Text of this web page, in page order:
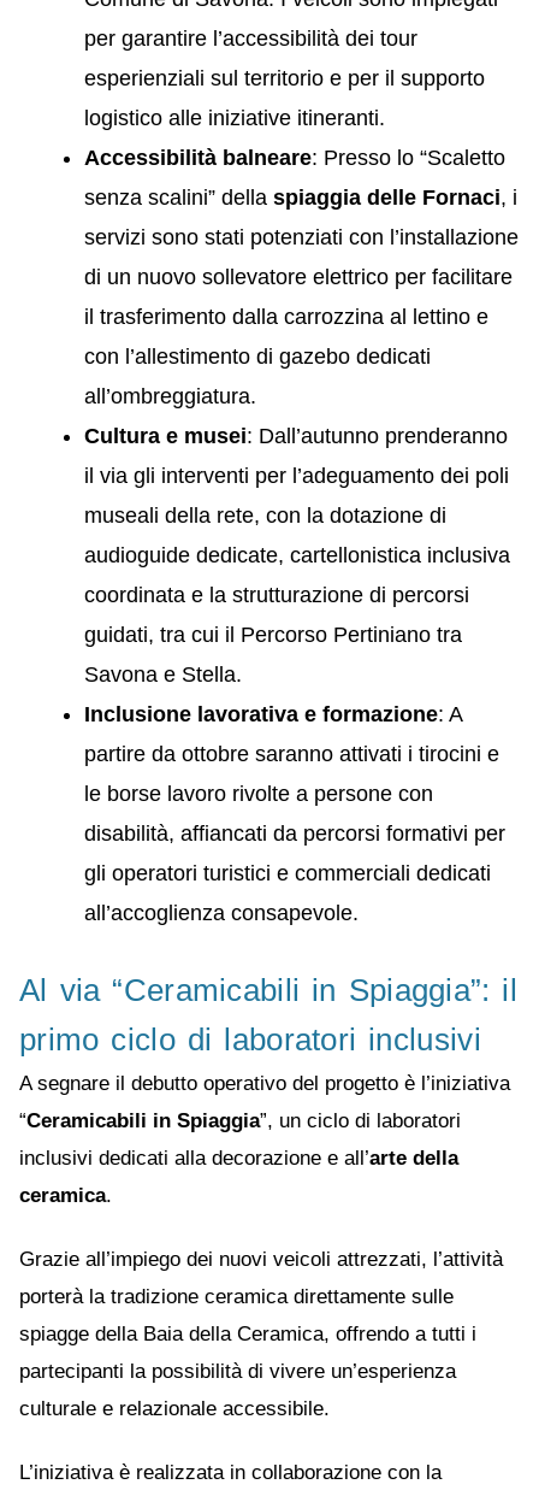
per garantire l’accessibilità dei tour
esperienziali sul territorio e per il supporto
logistico alle iniziative itineranti.
Accessibilità balneare: Presso lo “Scaletto
senza scalini” della spiaggia delle Fornaci, i
servizi sono stati potenziati con l’installazione
di un nuovo sollevatore elettrico per facilitare
il trasferimento dalla carrozzina al lettino e
con l’allestimento di gazebo dedicati
all’ombreggiatura.
Cultura e musei: Dall’autunno prenderanno
il via gli interventi per l’adeguamento dei poli
museali della rete, con la dotazione di
audioguide dedicate, cartellonistica inclusiva
coordinata e la strutturazione di percorsi
guidati, tra cui il Percorso Pertiniano tra
Savona e Stella.
Inclusione lavorativa e formazione: A
partire da ottobre saranno attivati i tirocini e
le borse lavoro rivolte a persone con
disabilità, affiancati da percorsi formativi per
gli operatori turistici e commerciali dedicati
all’accoglienza consapevole.
Al via “Ceramicabili in Spiaggia”: il
primo ciclo di laboratori inclusivi
A segnare il debutto operativo del progetto è l’iniziativa
“Ceramicabili in Spiaggia”, un ciclo di laboratori
inclusivi dedicati alla decorazione e all’arte della
ceramica.
Grazie all’impiego dei nuovi veicoli attrezzati, l’attività
porterà la tradizione ceramica direttamente sulle
spiagge della Baia della Ceramica, offrendo a tutti i
partecipanti la possibilità di vivere un’esperienza
culturale e relazionale accessibile.
L’iniziativa è realizzata in collaborazione con la